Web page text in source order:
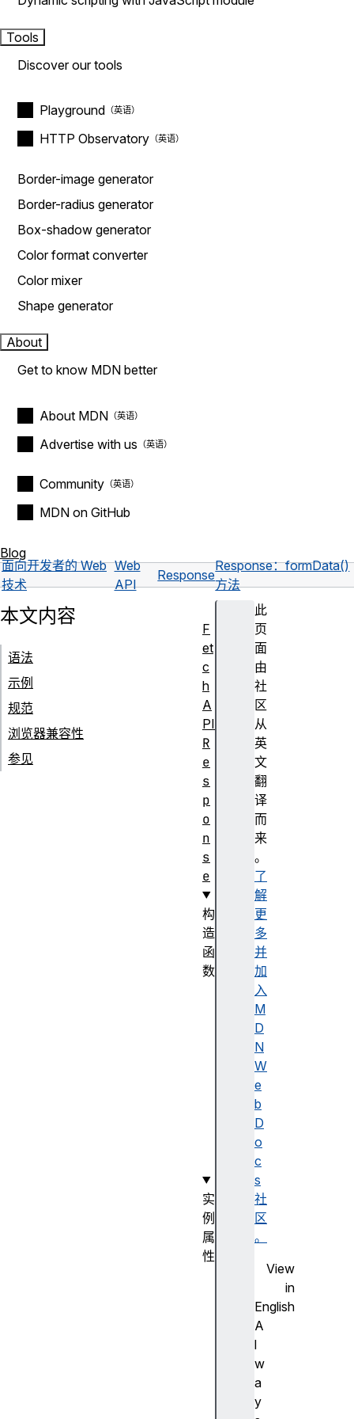
Tools
Discover our tools
Playground
HTTP Observatory
Border-image generator
Border-radius generator
Box-shadow generator
Color format converter
Color mixer
Shape generator
About
Get to know MDN better
About MDN
Advertise with us
Community
MDN on GitHub
Blog
面向开发者的 Web
技术
Web
API
Response
Response：formData()
方法
此
页
面
由
社
区
从
英
文
翻
译
而
来
。
了
解
更
多
并
加
入
M
D
N
W
e
b
D
o
c
s
社
区
。
View
in
English
A
l
w
a
y
本文内容
语法
示例
规范
浏览器兼容性
参见
F
et
c
h
A
PI
R
e
s
p
o
n
s
e
构
造
函
数
实
例
属
性